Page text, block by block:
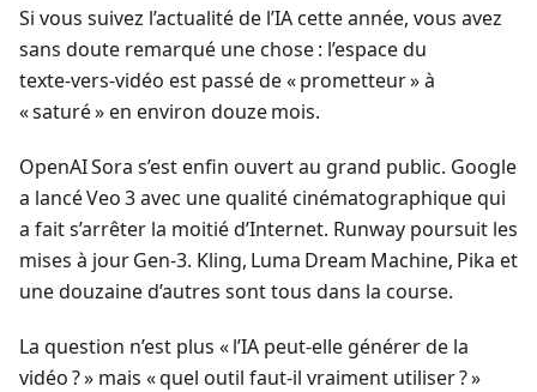
Si vous suivez l’actualité de l’IA cette année, vous avez
sans doute remarqué une chose : l’espace du
texte‑vers‑vidéo est passé de « prometteur » à
« saturé » en environ douze mois.
OpenAI Sora s’est enfin ouvert au grand public. Google
a lancé Veo 3 avec une qualité cinématographique qui
a fait s’arrêter la moitié d’Internet. Runway poursuit les
mises à jour Gen‑3. Kling, Luma Dream Machine, Pika et
une douzaine d’autres sont tous dans la course.
La question n’est plus « l’IA peut‑elle générer de la
vidéo ? » mais « quel outil faut‑il vraiment utiliser ? »